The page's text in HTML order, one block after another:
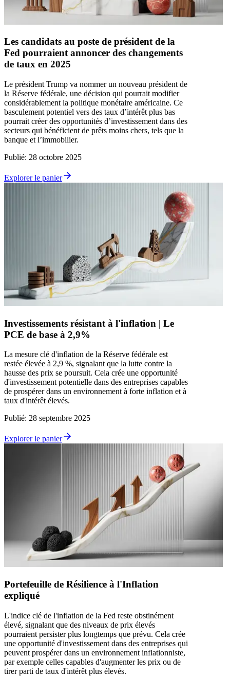
Les candidats au poste de président de la
Fed pourraient annoncer des changements
de taux en 2025
Le président Trump va nommer un nouveau président de
la Réserve fédérale, une décision qui pourrait modifier
considérablement la politique monétaire américaine. Ce
basculement potentiel vers des taux d’intérêt plus bas
pourrait créer des opportunités d’investissement dans des
secteurs qui bénéficient de prêts moins chers, tels que la
banque et l’immobilier.
Publié: 28 octobre 2025
Explorer le panier
Investissements résistant à l'inflation | Le
PCE de base à 2,9%
La mesure clé d'inflation de la Réserve fédérale est
restée élevée à 2,9 %, signalant que la lutte contre la
hausse des prix se poursuit. Cela crée une opportunité
d'investissement potentielle dans des entreprises capables
de prospérer dans un environnement à forte inflation et à
taux d'intérêt élevés.
Publié: 28 septembre 2025
Explorer le panier
Portefeuille de Résilience à l'Inflation
expliqué
L'indice clé de l'inflation de la Fed reste obstinément
élevé, signalant que des niveaux de prix élevés
pourraient persister plus longtemps que prévu. Cela crée
une opportunité d'investissement dans des entreprises qui
peuvent prospérer dans un environnement inflationniste,
par exemple celles capables d'augmenter les prix ou de
tirer parti de taux d'intérêt plus élevés.